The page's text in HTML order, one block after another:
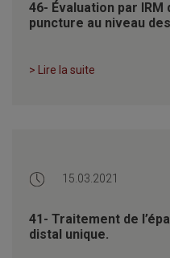
46- Évaluation par
puncture au niveau
> Lire la suite
15.03.2021
41- Traitement de
distal unique.